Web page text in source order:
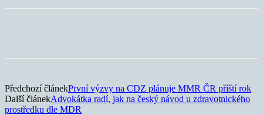
Předchozí článekPrvní výzvy na CDZ plánuje MMR ČR příští rok
Další článekAdvokátka radí, jak na český návod u zdravotnického
prostředku dle MDR